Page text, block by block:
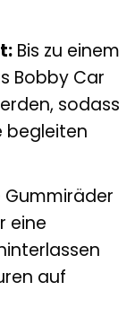
Bis zu einem
Bobby Car
sodass
begleiten
Gummiräder
eine
auf